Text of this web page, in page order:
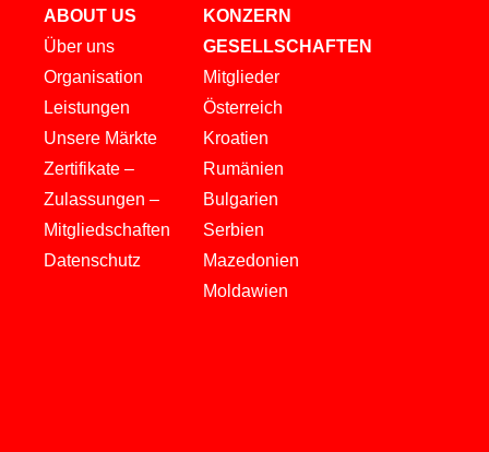
ABOUT US
Über uns
Organisation
Leistungen
Unsere Märkte
Zertifikate –
Zulassungen –
Mitgliedschaften
Datenschutz
KONZERN
GESELLSCHAFTEN
Mitglieder
Österreich
Kroatien
Rumänien
Bulgarien
Serbien
Mazedonien
Moldawien